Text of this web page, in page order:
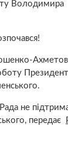
Володимира
не
передає